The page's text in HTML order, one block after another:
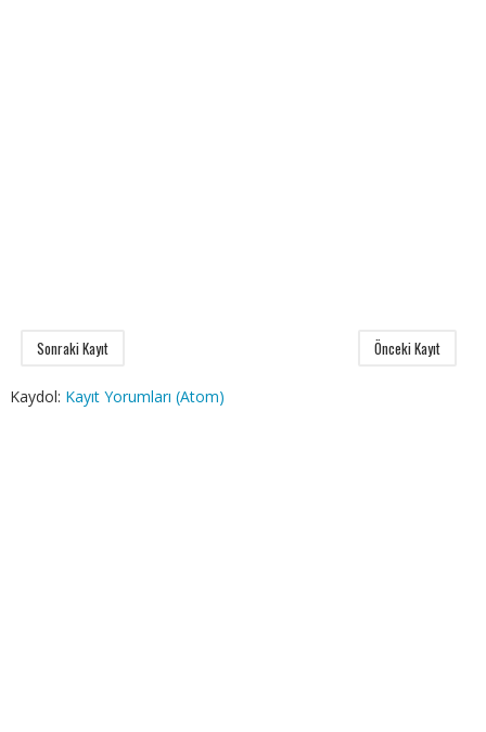
Sonraki Kayıt Önceki Kayıt
Kaydol: Kayıt Yorumları (Atom)